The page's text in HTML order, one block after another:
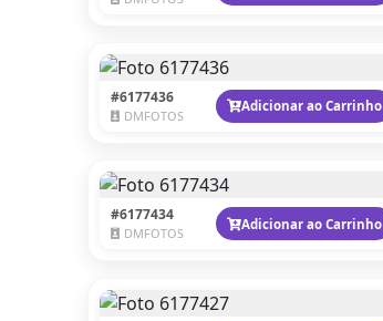
#6177436
DMFOTOS
Adicionar ao Carrinho
#6177434
DMFOTOS
Adicionar ao Carrinho